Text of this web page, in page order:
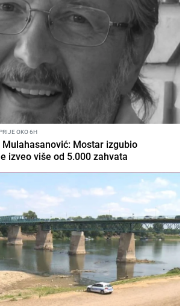
OKO 6H
Mostar izgubio
izveo više od 5.000 zahvata